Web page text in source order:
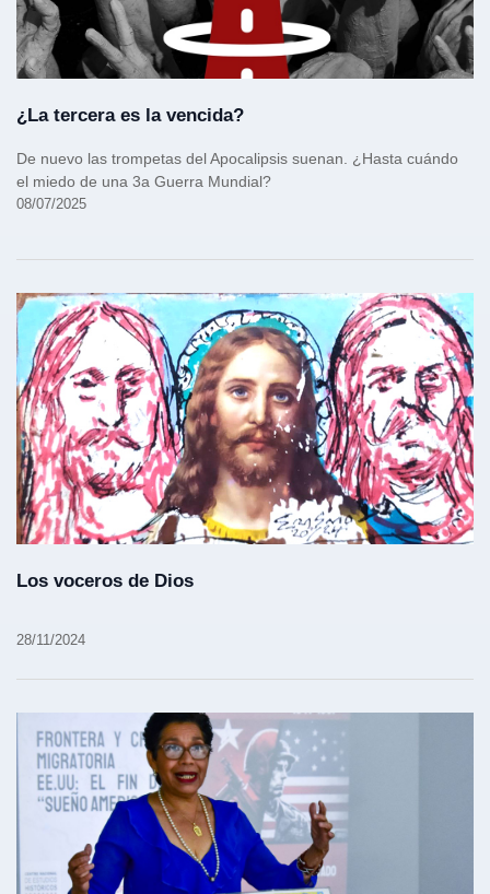
¿La tercera es la vencida?
De nuevo las trompetas del Apocalipsis suenan. ¿Hasta cuándo
el miedo de una 3a Guerra Mundial?
08/07/2025
Los voceros de Dios
28/11/2024